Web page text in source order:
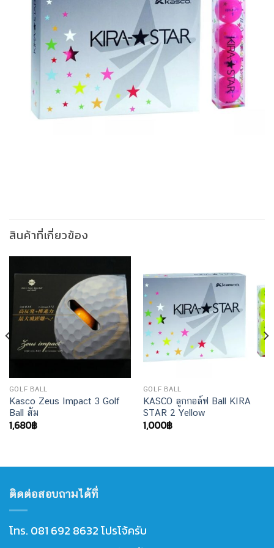
สินค้าที่เกี่ยวข้อง
GOLF BALL
Kasco Zeus Impact 3 Golf
Ball ส้ม
1,680฿
GOLF BALL
KASCO ลูกกอล์ฟ Ball KIRA
STAR 2 Yellow
1,000฿
ติดต่อสอบถามได้ที่
โทร. 081 692 8632 โปรโจ้ครับ